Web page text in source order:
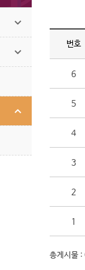
번호
6
5
4
3
2
1
총게시물 :